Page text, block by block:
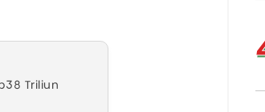
Triliun